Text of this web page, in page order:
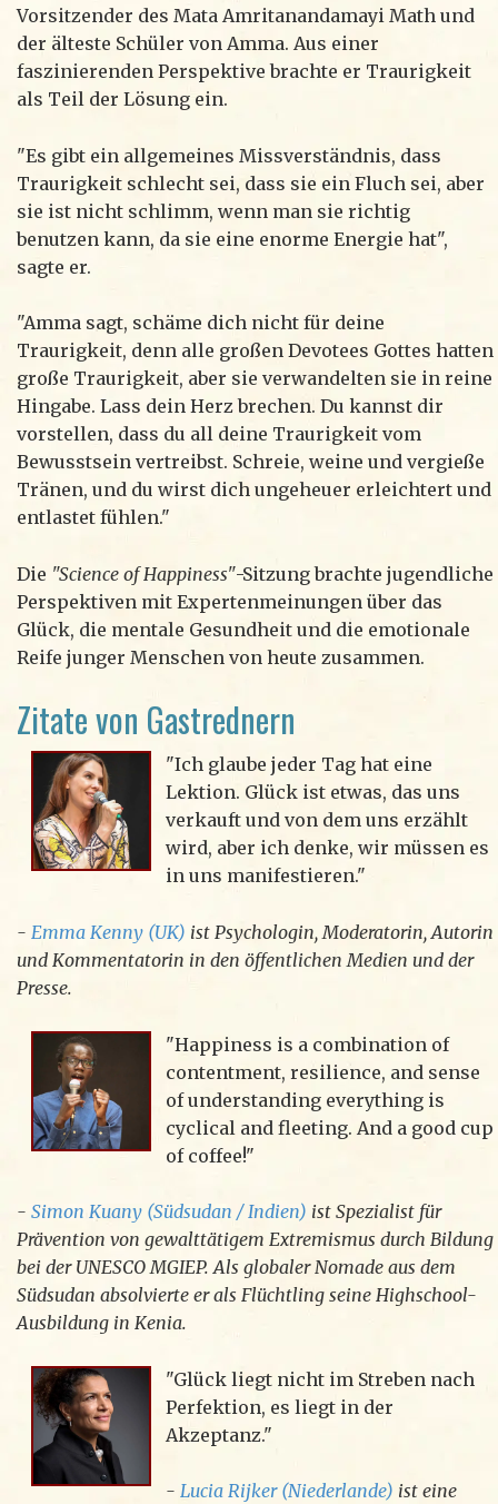
Vorsitzender des Mata Amritanandamayi Math und
der älteste Schüler von Amma. Aus einer
faszinierenden Perspektive brachte er Traurigkeit
als Teil der Lösung ein.
"Es gibt ein allgemeines Missverständnis, dass
Traurigkeit schlecht sei, dass sie ein Fluch sei, aber
sie ist nicht schlimm, wenn man sie richtig
benutzen kann, da sie eine enorme Energie hat",
sagte er.
"Amma sagt, schäme dich nicht für deine
Traurigkeit, denn alle großen Devotees Gottes hatten
große Traurigkeit, aber sie verwandelten sie in reine
Hingabe. Lass dein Herz brechen. Du kannst dir
vorstellen, dass du all deine Traurigkeit vom
Bewusstsein vertreibst. Schreie, weine und vergieße
Tränen, und du wirst dich ungeheuer erleichtert und
entlastet fühlen."
Die "Science of Happiness"-Sitzung brachte jugendliche
Perspektiven mit Expertenmeinungen über das
Glück, die mentale Gesundheit und die emotionale
Reife junger Menschen von heute zusammen.
Zitate von Gastrednern
"Ich glaube jeder Tag hat eine
Lektion. Glück ist etwas, das uns
verkauft und von dem uns erzählt
wird, aber ich denke, wir müssen es
in uns manifestieren."
- Emma Kenny (UK) ist Psychologin, Moderatorin, Autorin
und Kommentatorin in den öffentlichen Medien und der
Presse.
"Happiness is a combination of
contentment, resilience, and sense
of understanding everything is
cyclical and fleeting. And a good cup
of coffee!"
- Simon Kuany (Südsudan / Indien) ist Spezialist für
Prävention von gewalttätigem Extremismus durch Bildung
bei der UNESCO MGIEP. Als globaler Nomade aus dem
Südsudan absolvierte er als Flüchtling seine Highschool-
Ausbildung in Kenia.
"Glück liegt nicht im Streben nach
Perfektion, es liegt in der
Akzeptanz."
- Lucia Rijker (Niederlande) ist eine